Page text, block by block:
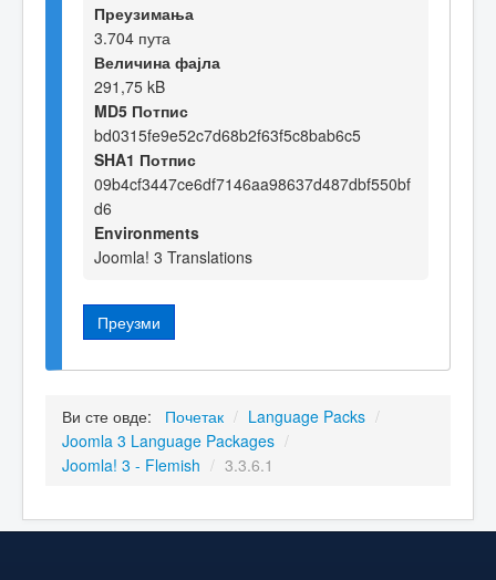
Преузимања
3.704 пута
Величина фајла
291,75 kB
MD5 Потпис
bd0315fe9e52c7d68b2f63f5c8bab6c5
SHA1 Потпис
09b4cf3447ce6df7146aa98637d487dbf550bf
d6
Environments
Joomla! 3 Translations
Преузми
Ви сте овде: Почетак / Language Packs /
Joomla 3 Language Packages /
Joomla! 3 - Flemish / 3.3.6.1